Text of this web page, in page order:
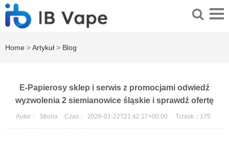
Home >Artykuł > Blog
E-Papierosy sklep i serwis z promocjami odwiedź
wyzwolenia 2 siemianowice śląskie i sprawdź ofertę
Autor： Strona Czas： 2026-01-22T21:42:17+00:00 Trzask： 175